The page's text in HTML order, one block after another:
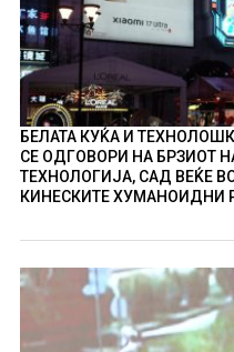
БЕЛАТА КУЌА И
СЕ ОДГОВОРИ НА БРЗИОТ
ТЕХНОЛОГИЈА, САД ВЕЌЕ
КИНЕСКИТЕ ХУМАНОИДНИ